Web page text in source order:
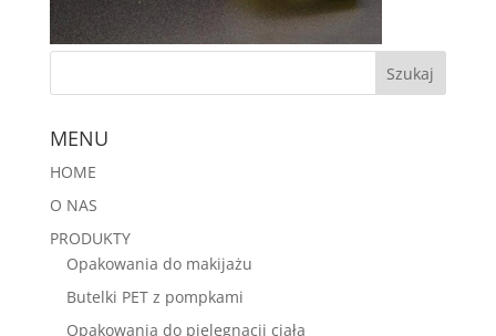
MENU
HOME
O NAS
PRODUKTY
Opakowania do makijażu
Butelki PET z pompkami
Opakowania do pielęgnacji ciała